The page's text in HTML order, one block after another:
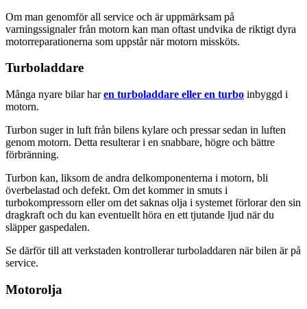
Om man genomför all service och är uppmärksam på
varningssignaler från motorn kan man oftast undvika de riktigt dyra
motorreparationerna som uppstår när motorn missköts.
Turboladdare
Många nyare bilar haren turboladdare eller en turbo inbyggd i
motorn.
Turbon suger in luft från bilens kylare och pressar sedan in luften
genom motorn. Detta resulterar i en snabbare, högre och bättre
förbränning.
Turbon kan, liksom de andra delkomponenterna i motorn, bli
överbelastad och defekt. Om det kommer in smuts i
turbokompressorn eller om det saknas olja i systemet förlorar den sin
dragkraft och du kan eventuellt höra en ett tjutande ljud när du
släpper gaspedalen.
Se därför till att verkstaden kontrollerar turboladdaren när bilen är på
service.
Motorolja